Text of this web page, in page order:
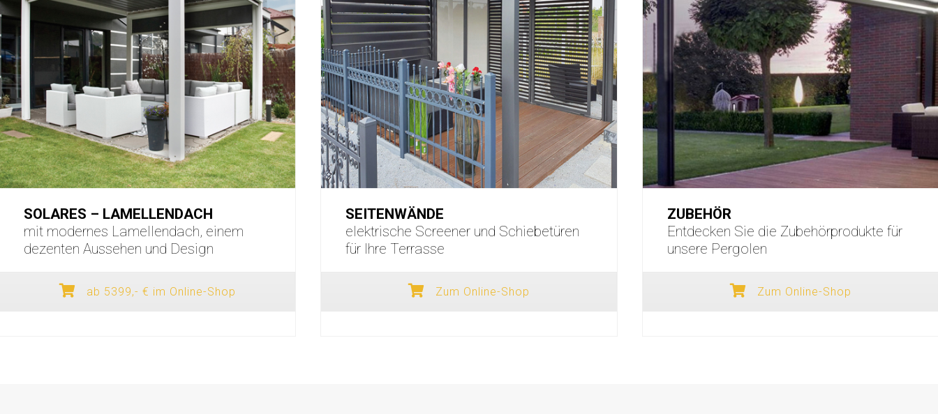
SOLARES – LAMELLENDACH
mit modernes Lamellendach, einem
dezenten Aussehen und Design
ab 5399,- € im Online-Shop
SEITENWÄNDE
elektrische Screener und Schiebetüren
für Ihre Terrasse
Zum Online-Shop
ZUBEHÖR
Entdecken Sie die Zubehörprodukte für
unsere Pergolen
Zum Online-Shop